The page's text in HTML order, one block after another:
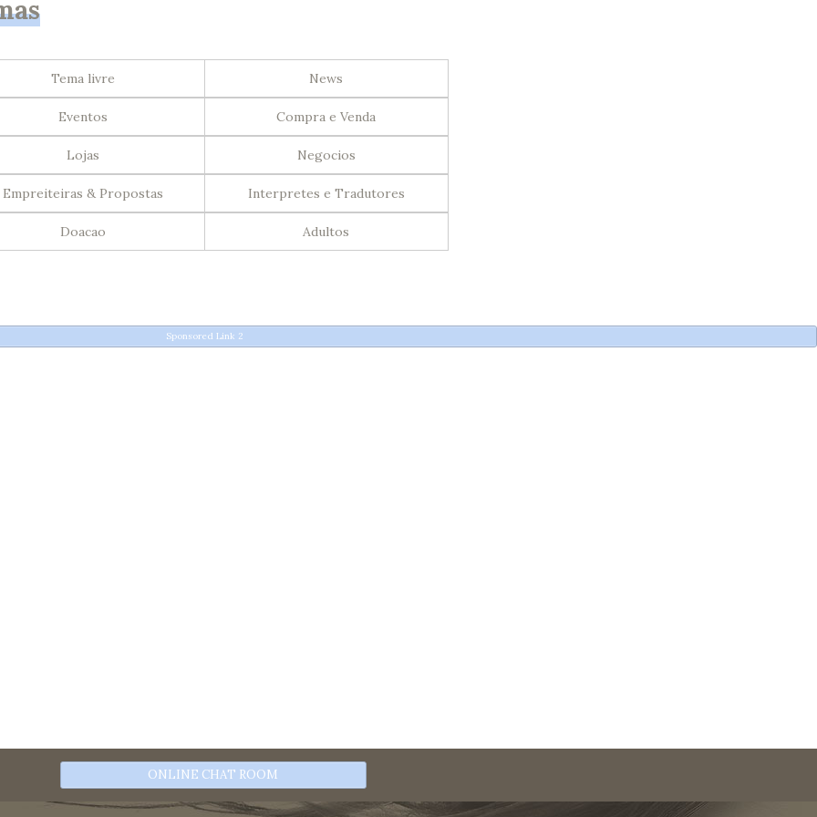
Tema livre News
Eventos Compra e Venda
Lojas Negocios
Empreiteiras & Propostas Interpretes e Tradutores
Doacao Adultos
Sponsored Link 2
ONLINE CHAT ROOM